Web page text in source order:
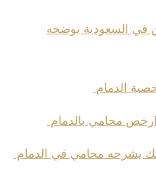
في السعودية يوضحه
محامي بالدمام
يشرحه محامي في الدمام